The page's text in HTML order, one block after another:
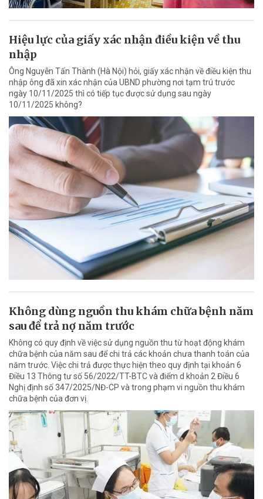
Hiệu lực của giấy xác nhận điều kiện về thu
nhập
Ông Nguyễn Tấn Thành (Hà Nội) hỏi, giấy xác nhận về điều kiện thu
nhập ông đã xin xác nhận của UBND phường nơi tạm trú trước
ngày 10/11/2025 thì có tiếp tục được sử dụng sau ngày
10/11/2025 không?
Không dùng nguồn thu khám chữa bệnh năm
sau để trả nợ năm trước
Không có quy định về việc sử dụng nguồn thu từ hoạt động khám
chữa bệnh của năm sau để chi trả các khoản chưa thanh toán của
năm trước. Việc chi trả được thực hiện theo quy định tại khoản 6
Điều 13 Thông tư số 56/2022/TT-BTC và điểm d khoản 2 Điều 6
Nghị định số 347/2025/NĐ-CP và trong phạm vi nguồn thu khám
chữa bệnh của đơn vị.